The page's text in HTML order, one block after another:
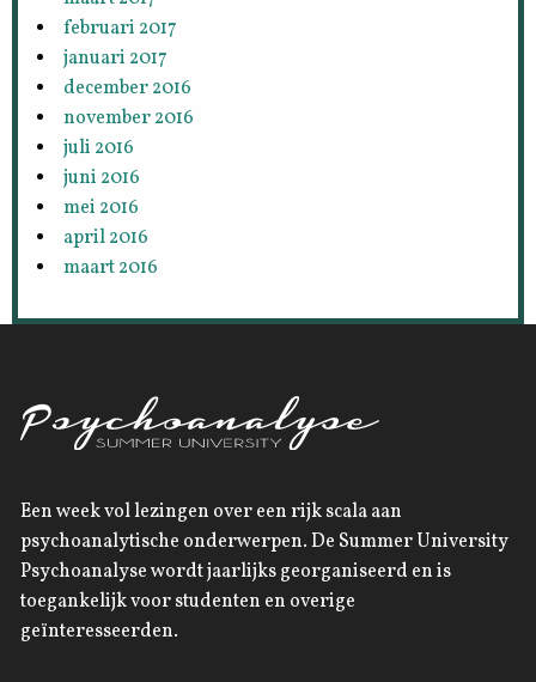
februari 2017
januari 2017
december 2016
november 2016
juli 2016
juni 2016
mei 2016
april 2016
maart 2016
Een week vol lezingen over een rijk scala aan
psychoanalytische onderwerpen. De Summer University
Psychoanalyse wordt jaarlijks georganiseerd en is
toegankelijk voor studenten en overige
geïnteresseerden.